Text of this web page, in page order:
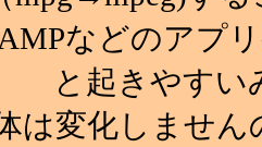
などのアプ
と起きやすい
は変化しませ